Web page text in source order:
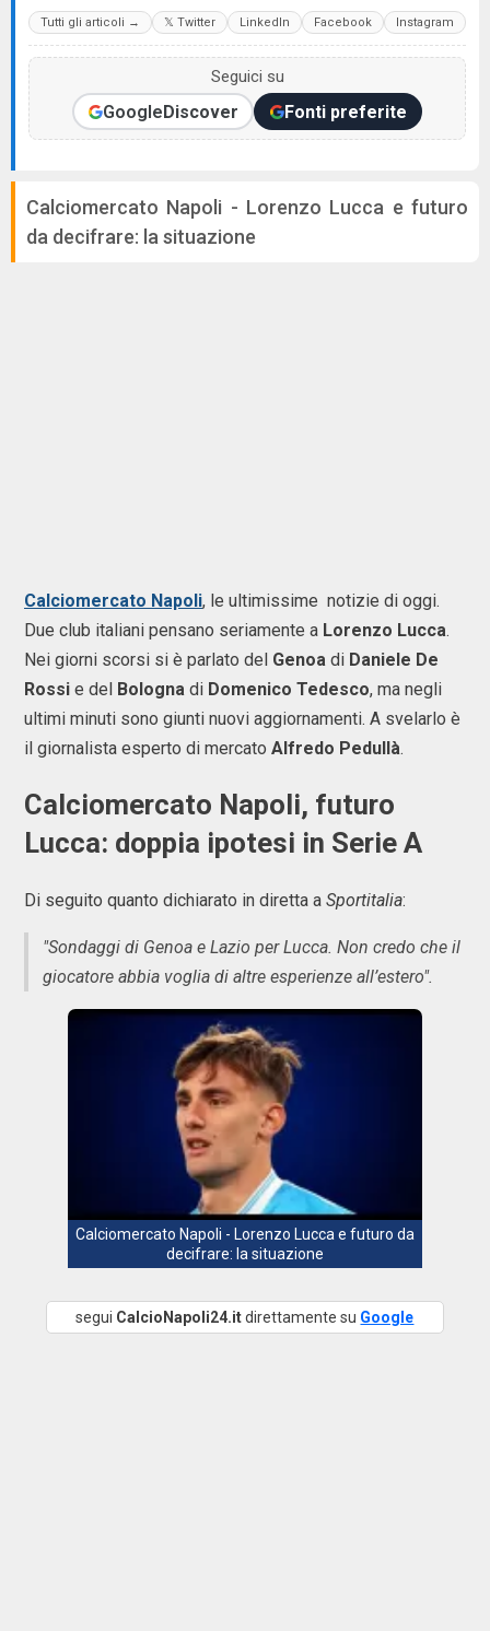
Tutti gli articoli → 𝕏 Twitter LinkedIn Facebook Instagram
Seguici su
GoogleDiscover Fonti preferite
Calciomercato Napoli - Lorenzo Lucca e futuro
da decifrare: la situazione
Calciomercato Napoli, le ultimissime notizie di oggi.
Due club italiani pensano seriamente a Lorenzo Lucca.
Nei giorni scorsi si è parlato del Genoa di Daniele De
Rossi e del Bologna di Domenico Tedesco, ma negli
ultimi minuti sono giunti nuovi aggiornamenti. A svelarlo è
il giornalista esperto di mercato Alfredo Pedullà.
Calciomercato Napoli, futuro
Lucca: doppia ipotesi in Serie A
Di seguito quanto dichiarato in diretta a Sportitalia:
"Sondaggi di Genoa e Lazio per Lucca. Non credo che il
giocatore abbia voglia di altre esperienze all’estero".
Calciomercato Napoli - Lorenzo Lucca e futuro da
decifrare: la situazione
segui CalcioNapoli24.itdirettamente su Google